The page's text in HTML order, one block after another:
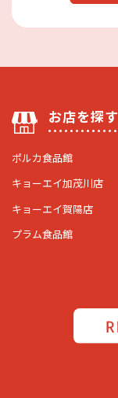
お店を探す
ポルカ食品館
キョーエイ加茂川店
キョーエイ賀陽店
プラム食品館